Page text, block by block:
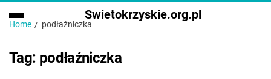
Swietokrzyskie.org.pl
Home podłaźniczka
Tag: podłaźniczka